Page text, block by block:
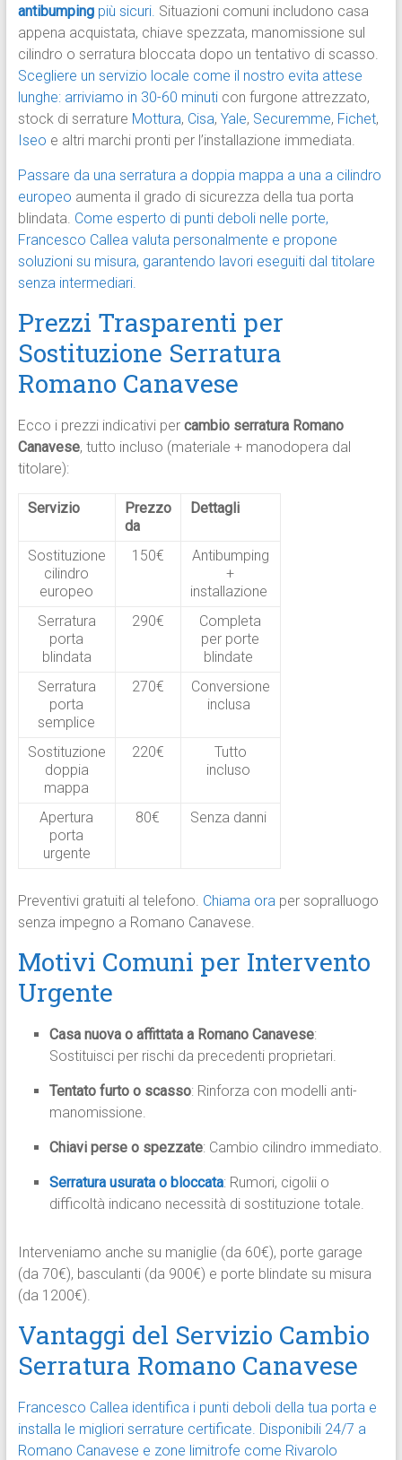
antibumpingpiù sicuri. Situazioni comuni includono casa
appena acquistata, chiave spezzata, manomissione sul
cilindro o serratura bloccata dopo un tentativo di scasso.
Scegliere un servizio locale come il nostro evita attese
lunghe: arriviamo in 30-60 minuticon furgone attrezzato,
stock di serrature Mottura, Cisa, Yale, Securemme, Fichet,
Iseo e altri marchi pronti per l’installazione immediata.
Passare da una serratura a doppia mappa a una a cilindro
europeo aumenta il grado di sicurezza della tua porta
blindata. Come esperto di punti deboli nelle porte,
Francesco Callea valuta personalmente e propone
soluzioni su misura, garantendo lavori eseguiti dal titolare
senza intermediari.
Prezzi Trasparenti per
Sostituzione Serratura
Romano Canavese
Ecco i prezzi indicativi per cambio serratura Romano
Canavese, tutto incluso (materiale + manodopera dal
titolare):
Servizio
Prezzo
da
Dettagli
Sostituzione
cilindro
europeo
150€
Antibumping
+
installazione
Serratura
porta
blindata
290€
Completa
per porte
blindate
Serratura
porta
semplice
270€
Conversione
inclusa
Sostituzione
doppia
mappa
220€
Tutto
incluso
Apertura
porta
urgente
80€ Senza danni
Preventivi gratuiti al telefono. Chiama oraper sopralluogo
senza impegno a Romano Canavese.
Motivi Comuni per Intervento
Urgente
Casa nuova o affittata a Romano Canavese:
Sostituisci per rischi da precedenti proprietari.
Tentato furto o scasso: Rinforza con modelli anti-
manomissione.
Chiavi perse o spezzate: Cambio cilindro immediato.
Serratura usurata o bloccata: Rumori, cigolii o
difficoltà indicano necessità di sostituzione totale.
Interveniamo anche su maniglie (da 60€), porte garage
(da 70€), basculanti (da 900€) e porte blindate su misura
(da 1200€).
Vantaggi del Servizio Cambio
Serratura Romano Canavese
Francesco Callea identifica i punti deboli della tua porta e
installa le migliori serrature certificate. Disponibili 24/7 a
Romano Canavese e zone limitrofe come Rivarolo